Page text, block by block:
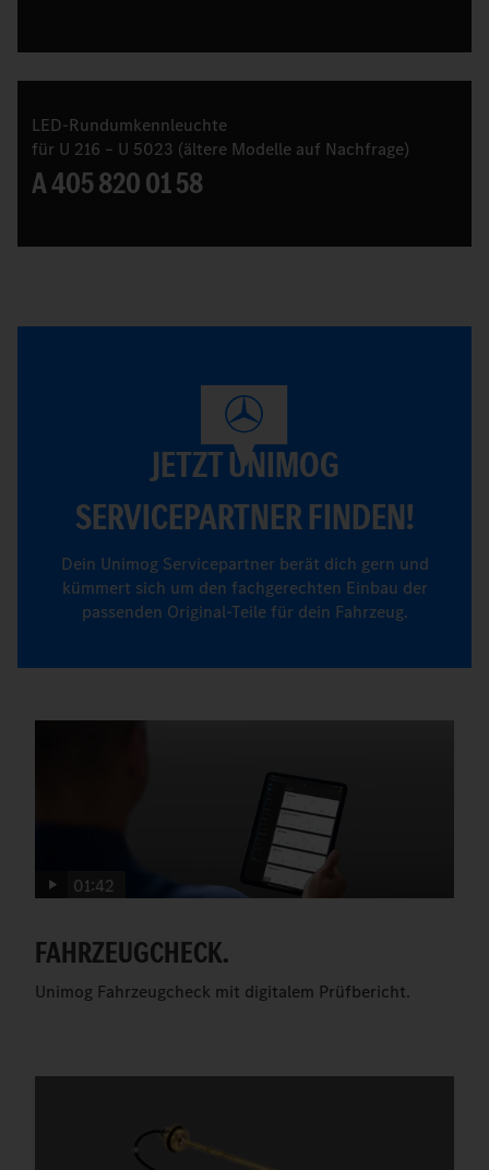
LED-Rundumkennleuchte
für U 216 – U 5023 (ältere Modelle auf Nachfrage)
A 405 820 01 58
JETZT UNIMOG
SERVICEPARTNER FINDEN!
Dein Unimog Servicepartner berät dich gern und
kümmert sich um den fachgerechten Einbau der
passenden Original-Teile für dein Fahrzeug.
01:42
FAHRZEUGCHECK.
Unimog Fahrzeugcheck mit digitalem Prüfbericht.